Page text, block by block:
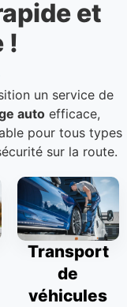
et
!
un service de
auto efficace,
pour tous types
sur la route.
Transport
de
véhicules